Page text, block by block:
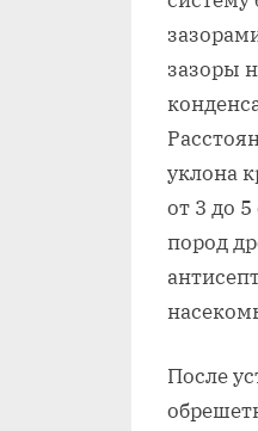
зазоры
уклона
от 3 до
пород
После